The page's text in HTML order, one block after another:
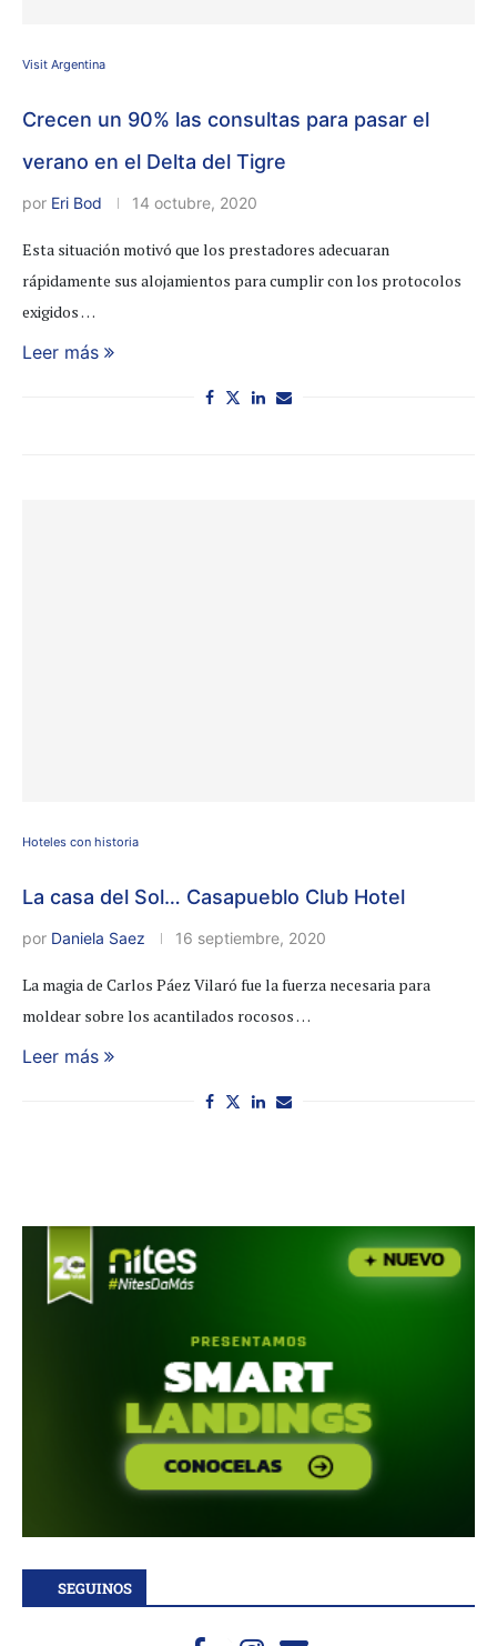
Visit Argentina
Crecen un 90% las consultas para pasar el
verano en el Delta del Tigre
por Eri Bod 14 octubre, 2020
Esta situación motivó que los prestadores adecuaran
rápidamente sus alojamientos para cumplir con los protocolos
exigidos …
Leer más
Hoteles con historia
La casa del Sol… Casapueblo Club Hotel
por Daniela Saez 16 septiembre, 2020
La magia de Carlos Páez Vilaró fue la fuerza necesaria para
moldear sobre los acantilados rocosos …
Leer más
SEGUINOS